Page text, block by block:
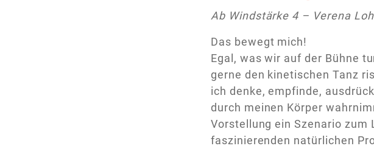
Ab Windstärke 4 – Verena
Das bewegt mich!
Egal, was wir auf der Bühne
gerne den kinetischen Tanz
ich denke, empfinde,
durch meinen Körper
Vorstellung ein Szenario zum
faszinierenden natürlichen